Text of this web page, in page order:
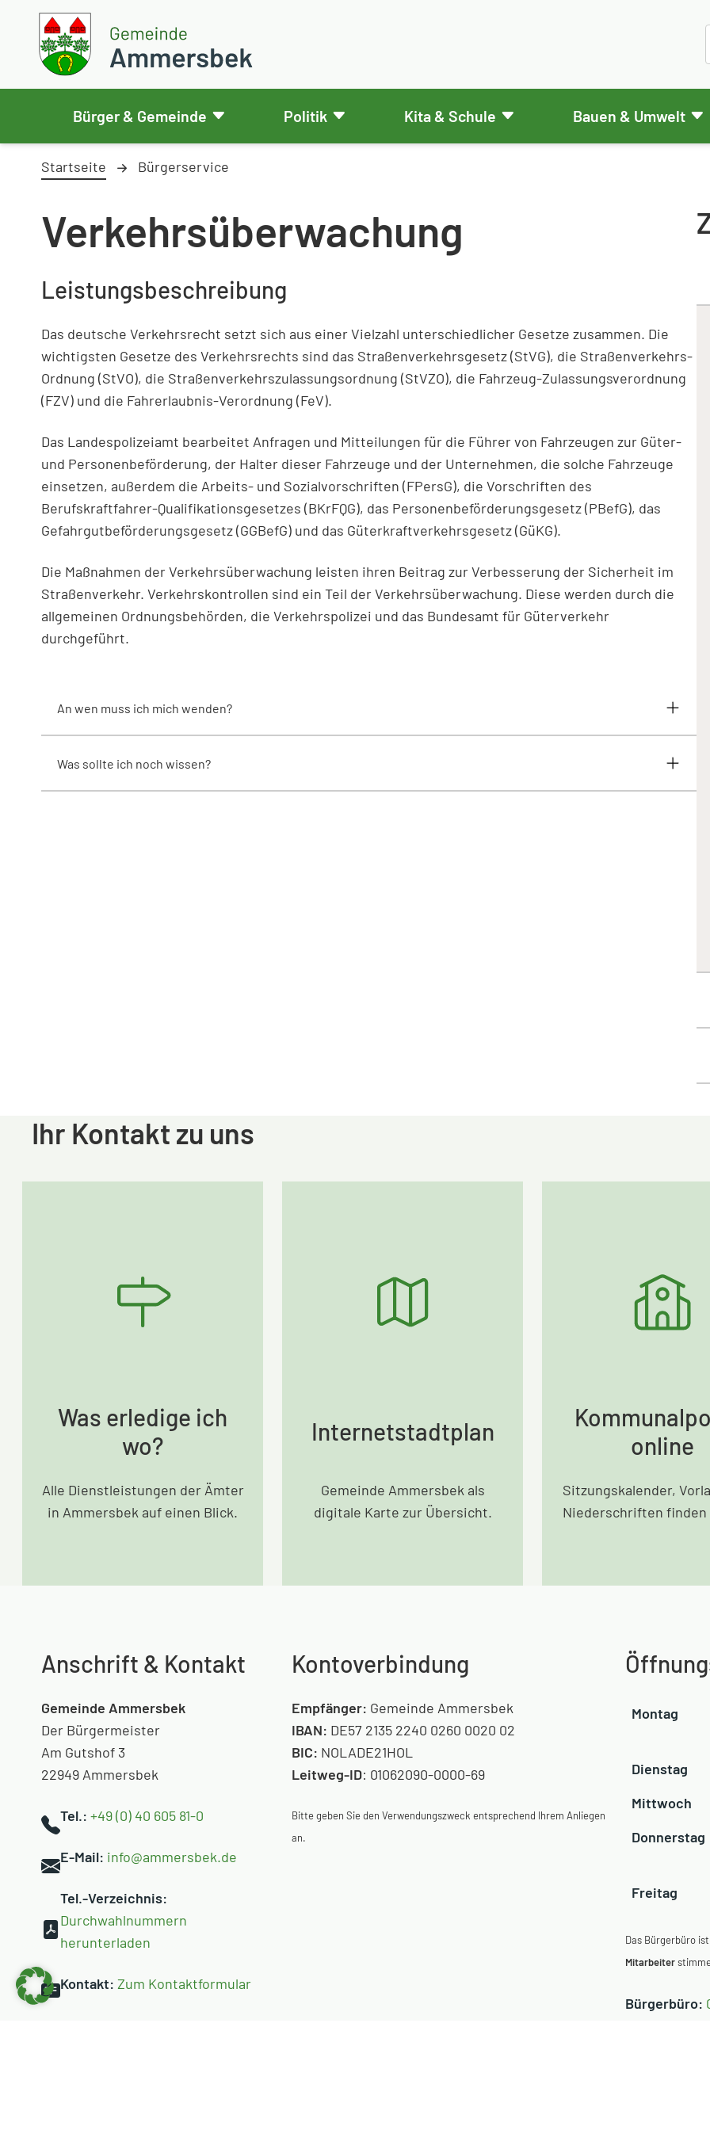
Weiter zum Inhalt
Skip to footer
Gemeinde Ammersbek
Bürger & Gemeinde Politik Kita & Schule Bauen & Umwelt
Startseite Bürgerservice
Verkehrsüberwachung
Leistungsbeschreibung
Das deutsche Verkehrsrecht setzt sich aus einer Vielzahl unterschiedlicher Gesetze zusammen. Die
wichtigsten Gesetze des Verkehrsrechts sind das Straßenverkehrsgesetz (StVG), die Straßenverkehrs-
Ordnung (StVO), die Straßenverkehrszulassungsordnung (StVZO), die Fahrzeug-Zulassungsverordnung
(FZV) und die Fahrerlaubnis-Verordnung (FeV).
Das Landespolizeiamt bearbeitet Anfragen und Mitteilungen für die Führer von Fahrzeugen zur Güter-
und Personenbeförderung, der Halter dieser Fahrzeuge und der Unternehmen, die solche Fahrzeuge
einsetzen, außerdem die Arbeits- und Sozialvorschriften (FPersG), die Vorschriften des
Berufskraftfahrer-Qualifikationsgesetzes (BKrFQG), das Personenbeförderungsgesetz (PBefG), das
Gefahrgutbeförderungsgesetz (GGBefG) und das Güterkraftverkehrsgesetz (GüKG).
Die Maßnahmen der Verkehrsüberwachung leisten ihren Beitrag zur Verbesserung der Sicherheit im
Straßenverkehr. Verkehrskontrollen sind ein Teil der Verkehrsüberwachung. Diese werden durch die
allgemeinen Ordnungsbehörden, die Verkehrspolizei und das Bundesamt für Güterverkehr
durchgeführt.
An wen muss ich mich wenden?
Was sollte ich noch wissen?
Ihr Kontakt zu uns
Was erledige ich
wo?
Alle Dienstleistungen der Ämter
in Ammersbek auf einen Blick.
Internetstadtplan
Gemeinde Ammersbek als
digitale Karte zur Übersicht.
online
Sitzungskalender,
Niederschriften finden
Anschrift & Kontakt
Gemeinde Ammersbek
Der Bürgermeister
Am Gutshof 3
22949 Ammersbek
Tel.: +49 (0) 40 605 81-0
E-Mail: info@ammersbek.de
Tel.-Verzeichnis:
Durchwahlnummern
herunterladen
Kontakt: Zum Kontaktformular
Kontoverbindung
Empfänger: Gemeinde Ammersbek
IBAN: DE57 2135 2240 0260 0020 02
BIC: NOLADE21HOL
Leitweg-ID: 01062090-0000-69
Bitte geben Sie den Verwendungszweck entsprechend Ihrem Anliegen
an.
Montag
Dienstag
Mittwoch
Donnerstag
Freitag
Das Bürgerbüro
Mitarbeiter
Bürgerbüro: